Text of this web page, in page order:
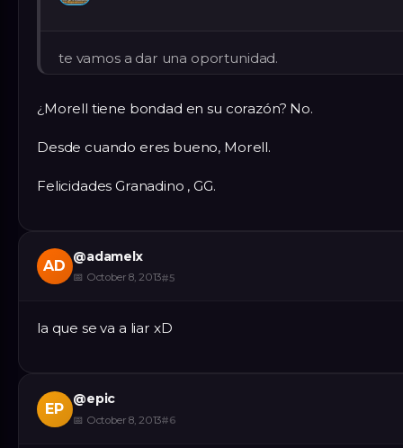
te vamos a dar una oportunidad.
¿Morell tiene bondad en su corazón? No.
Desde cuando eres bueno, Morell.
Felicidades Granadino , GG.
AD
@adamelx
📅 October 8, 2013#5
la que se va a liar xD
EP
@epic
📅 October 8, 2013#6